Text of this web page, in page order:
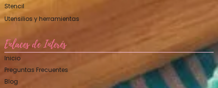
Stencil
Utensilios y herramientas
Enlaces de Interés
Inicio
Preguntas Frecuentes
Blog